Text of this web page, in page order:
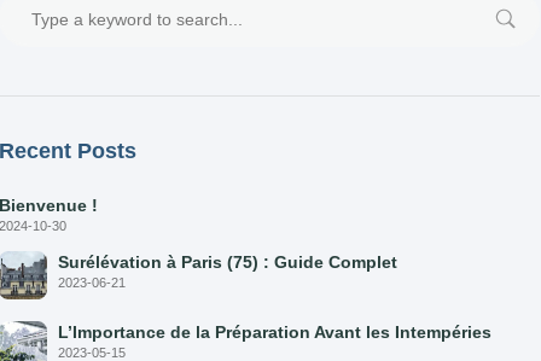
Recent Posts
Bienvenue !
2024-10-30
Surélévation à Paris (75) : Guide Complet
2023-06-21
L’Importance de la Préparation Avant les Intempéries
2023-05-15